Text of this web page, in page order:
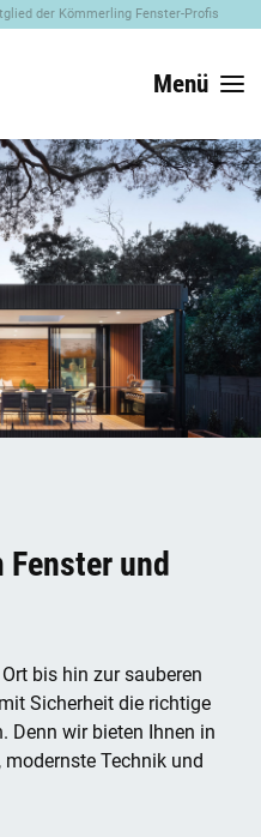
der Kömmerling Fenster-Profis
Menü
und
bis hin zur sauberen
Sicherheit die richtige
Denn wir bieten Ihnen in
Technik und